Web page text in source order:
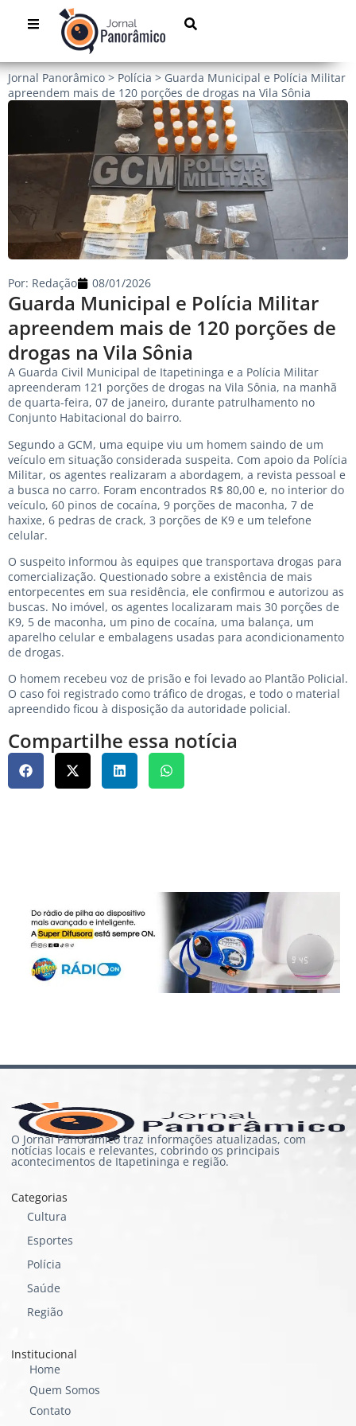
Jornal Panorâmico > Polícia > Guarda Municipal e Polícia Militar
apreendem mais de 120 porções de drogas na Vila Sônia
Guarda Municipal e Polícia Militar
apreendem mais de 120 porções de
drogas na Vila Sônia
Por: Redação 08/01/2026
A Guarda Civil Municipal de Itapetininga e a Polícia Militar
apreenderam 121 porções de drogas na Vila Sônia, na manhã
de quarta-feira, 07 de janeiro, durante patrulhamento no
Conjunto Habitacional do bairro.
Segundo a GCM, uma equipe viu um homem saindo de um
veículo em situação considerada suspeita. Com apoio da Polícia
Militar, os agentes realizaram a abordagem, a revista pessoal e
a busca no carro. Foram encontrados R$ 80,00 e, no interior do
veículo, 60 pinos de cocaína, 9 porções de maconha, 7 de
haxixe, 6 pedras de crack, 3 porções de K9 e um telefone
celular.
O suspeito informou às equipes que transportava drogas para
comercialização. Questionado sobre a existência de mais
entorpecentes em sua residência, ele confirmou e autorizou as
buscas. No imóvel, os agentes localizaram mais 30 porções de
K9, 5 de maconha, um pino de cocaína, uma balança, um
aparelho celular e embalagens usadas para acondicionamento
de drogas.
O homem recebeu voz de prisão e foi levado ao Plantão Policial.
O caso foi registrado como tráfico de drogas, e todo o material
apreendido ficou à disposição da autoridade policial.
Compartilhe essa notícia
O Jornal Panorâmico traz informações atualizadas, com
notícias locais e relevantes, cobrindo os principais
acontecimentos de Itapetininga e região.
Categorias
Cultura
Esportes
Polícia
Saúde
Região
Institucional
Home
Quem Somos
Contato